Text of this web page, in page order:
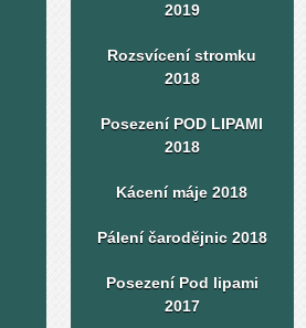
2019
Rozsvícení stromku
2018
Posezení POD LIPAMI
2018
Kácení máje 2018
Pálení čarodějnic 2018
Posezení Pod lipami
2017